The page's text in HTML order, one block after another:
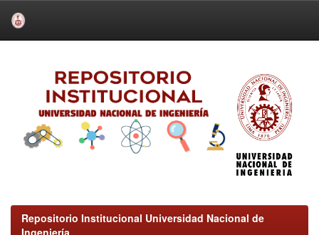
Repositorio Institucional Universidad Nacional de
Ingeniería